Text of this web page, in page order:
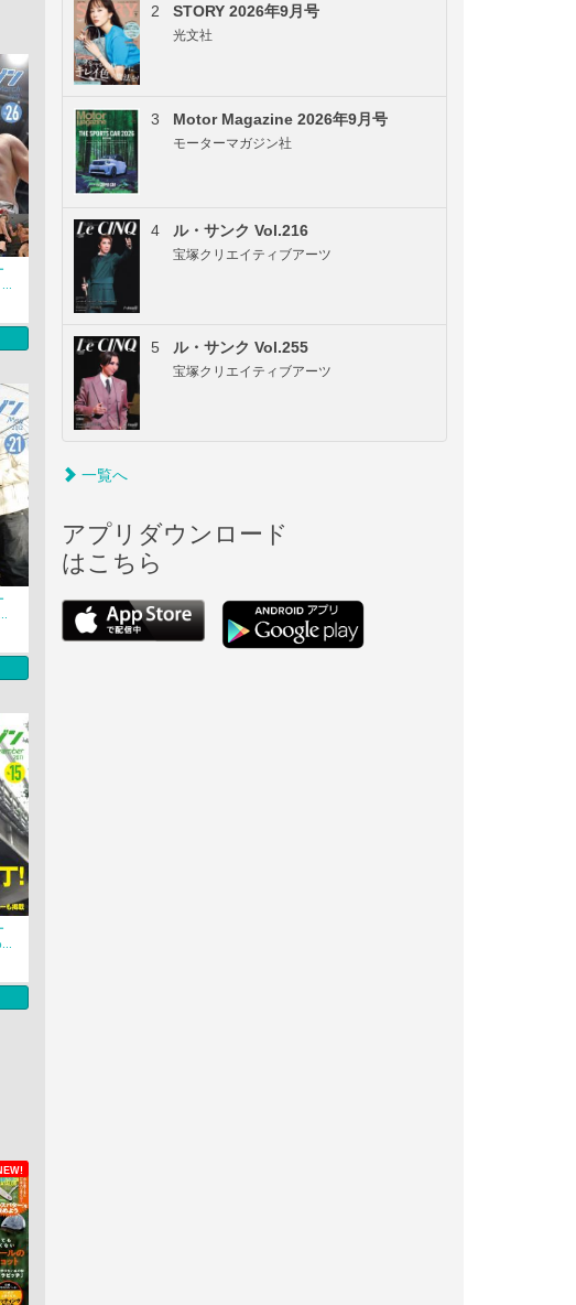
2 STORY 2026年9月号
光文社
3 Motor Magazine 2026年9月号
モーターマガジン社
4 ル・サンク Vol.216
宝塚クリエイティブアーツ
5 ル・サンク Vol.255
宝塚クリエイティブアーツ
一覧へ
アプリダウンロード
はこちら